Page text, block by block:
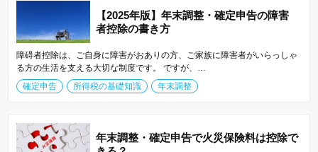
【2025年版】年末調整・確定申告の障害
者控除の書き方
障碍者控除は、ご自身に障害がおありの方、ご家族に障害者がいらっしゃ
る方の生活を支える大切な制度です。 ですが、…
確定申告
所得税の基礎知識 年末調整
年末調整・確定申告で火災保険料は控除で